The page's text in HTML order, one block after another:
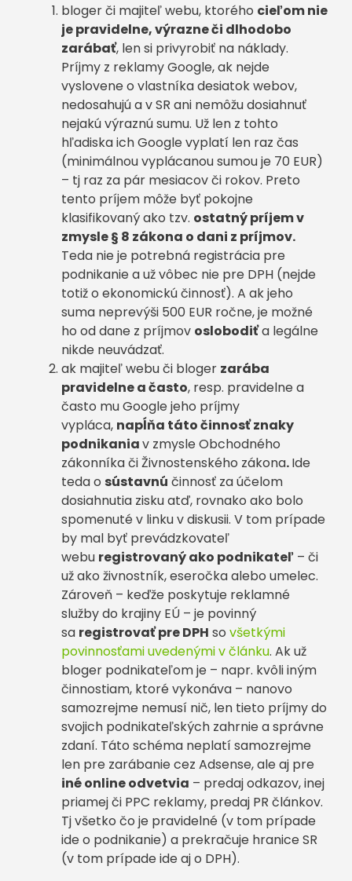
bloger či majiteľ webu, ktorého cieľom nie
je pravidelne, výrazne či dlhodobo
zarábať, len si privyrobiť na náklady.
Príjmy z reklamy Google, ak nejde
vyslovene o vlastníka desiatok webov,
nedosahujú a v SR ani nemôžu dosiahnuť
nejakú výraznú sumu. Už len z tohto
hľadiska ich Google vyplatí len raz čas
(minimálnou vyplácanou sumou je 70 EUR)
– tj raz za pár mesiacov či rokov. Preto
tento príjem môže byť pokojne
klasifikovaný ako tzv. ostatný príjem v
zmysle § 8 zákona o dani z príjmov.
Teda nie je potrebná registrácia pre
podnikanie a už vôbec nie pre DPH (nejde
totiž o ekonomickú činnosť). A ak jeho
suma neprevýši 500 EUR ročne, je možné
ho od dane z príjmov oslobodiťa legálne
nikde neuvádzať.
ak majiteľ webu či bloger zarába
pravidelne a často, resp. pravidelne a
často mu Google jeho príjmy
vypláca, napĺňa táto činnosť znaky
podnikaniav zmysle Obchodného
zákonníka či Živnostenského zákona.Ide
teda o sústavnú činnosť za účelom
dosiahnutia zisku atď, rovnako ako bolo
spomenuté v linku v diskusii. V tom prípade
by mal byť prevádzkovateľ
webu registrovaný ako podnikateľ – či
už ako živnostník, eseročka alebo umelec.
Zároveň – keďže poskytuje reklamné
služby do krajiny EÚ – je povinný
sa registrovať pre DPH so všetkými
povinnosťami uvedenými v článku. Ak už
bloger podnikateľom je – napr. kvôli iným
činnostiam, ktoré vykonáva – nanovo
samozrejme nemusí nič, len tieto príjmy do
svojich podnikateľských zahrnie a správne
zdaní. Táto schéma neplatí samozrejme
len pre zarábanie cez Adsense, ale aj pre
iné online odvetvia – predaj odkazov, inej
priamej či PPC reklamy, predaj PR článkov.
Tj všetko čo je pravidelné (v tom prípade
ide o podnikanie) a prekračuje hranice SR
(v tom prípade ide aj o DPH).